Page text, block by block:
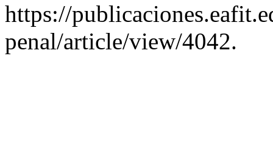
https://
penal/article/view/4042.